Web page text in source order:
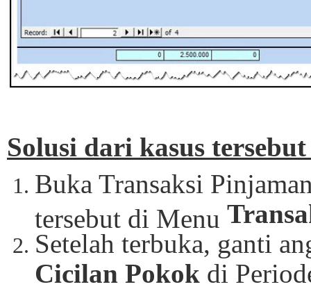
Solusi dari kasus
Buka Transaksi
tersebut di Menu
Setelah terbuka, ganti
Cicilan Pokok di